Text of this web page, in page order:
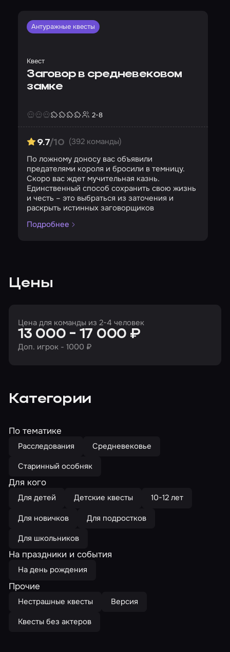
Антуражные квесты
Квест
Заговор в средневековом
замке
2-8
9.7/10 (392 команды)
По ложному доносу вас объявили
предателями короля и бросили в темницу.
Скоро вас ждет мучительная казнь.
Единственный способ сохранить свою жизнь
и честь – это выбраться из заточения и
раскрыть истинных заговорщиков
Подробнее
Цены
Цена для команды из 2-4 человек
13 000 - 17 000 ₽
Доп. игрок - 1000 ₽
Категории
По тематике
Расследования
Средневековье
Старинный особняк
Для кого
Для детей Детские квесты
10-12 лет
Для новичков
Для подростков
Для школьников
На праздники и события
На день рождения
Прочие
Нестрашные квесты
Версия
Квесты без актеров